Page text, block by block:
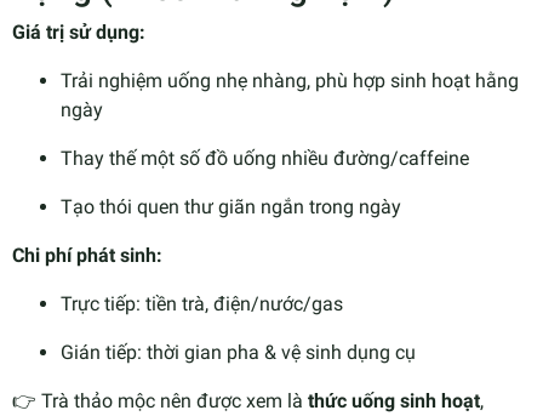
Giá trị sử dụng:
Trải nghiệm uống nhẹ nhàng, phù hợp sinh hoạt hằng
ngày
Thay thế một số đồ uống nhiều đường/caffeine
Tạo thói quen thư giãn ngắn trong ngày
Chi phí phát sinh:
Trực tiếp: tiền trà, điện/nước/gas
Gián tiếp: thời gian pha & vệ sinh dụng cụ
👉 Trà thảo mộc nên được xem là thức uống sinh hoạt,